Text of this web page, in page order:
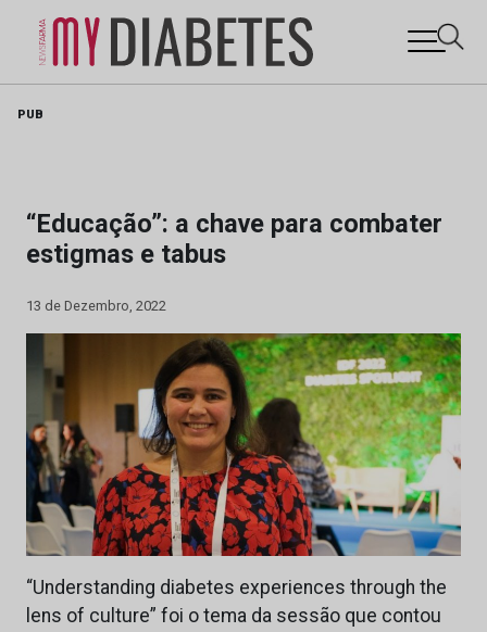
PUB
“Educação”: a chave para combater
estigmas e tabus
13 de Dezembro, 2022
“Understanding diabetes experiences through the
lens of culture” foi o tema da sessão que contou